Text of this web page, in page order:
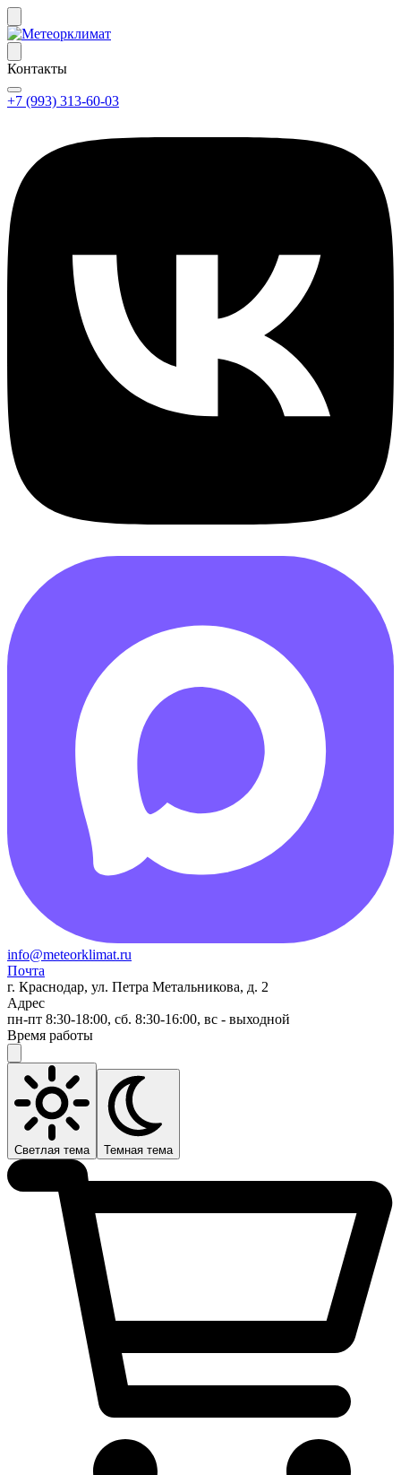
Контакты
+7 (993) 313-60-03
info@meteorklimat.ru
Почта
г. Краснодар, ул. Петра Метальникова, д. 2
Адрес
пн-пт 8:30-18:00, сб. 8:30-16:00, вс - выходной
Время работы
Светлая тема Темная тема